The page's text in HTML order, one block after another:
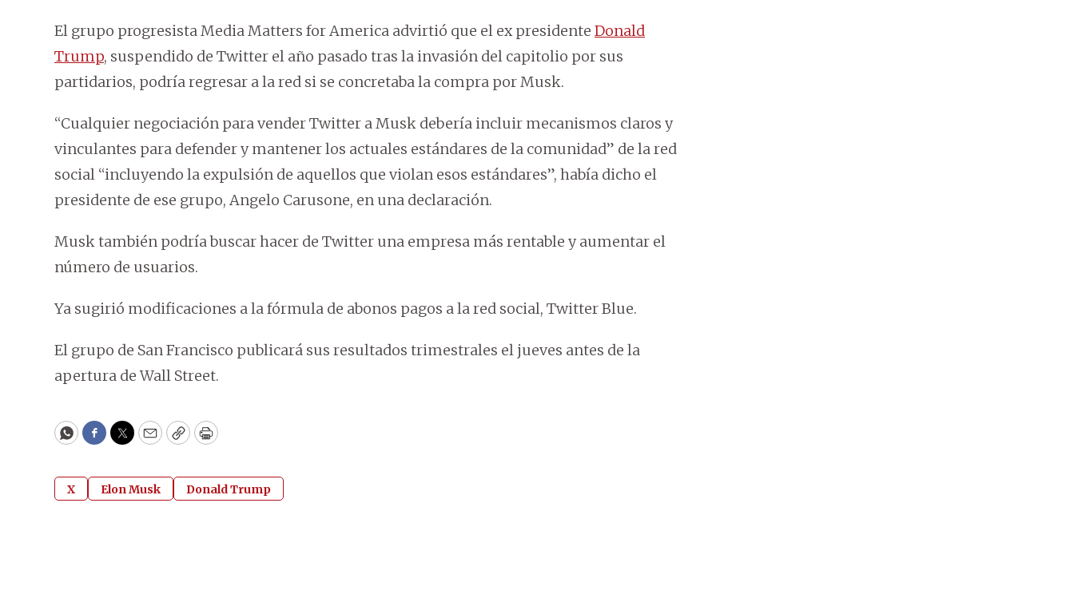
El grupo progresista Media Matters for America advirtió que el ex presidente Donald
Trump, suspendido de Twitter el año pasado tras la invasión del capitolio por sus
partidarios, podría regresar a la red si se concretaba la compra por Musk.
“Cualquier negociación para vender Twitter a Musk debería incluir mecanismos claros y
vinculantes para defender y mantener los actuales estándares de la comunidad” de la red
social “incluyendo la expulsión de aquellos que violan esos estándares”, había dicho el
presidente de ese grupo, Angelo Carusone, en una declaración.
Musk también podría buscar hacer de Twitter una empresa más rentable y aumentar el
número de usuarios.
Ya sugirió modificaciones a la fórmula de abonos pagos a la red social, Twitter Blue.
El grupo de San Francisco publicará sus resultados trimestrales el jueves antes de la
apertura de Wall Street.
WhatsApp
Facebook
Twitter
EmailCopyPrint
X Elon Musk Donald Trump